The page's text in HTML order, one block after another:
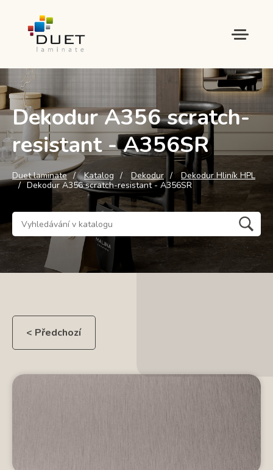
Dekodur A356 scratch-
resistant - A356SR
Duet laminate Katalog Dekodur
Dekodur Hliník HPL
Dekodur A356 scratch-resistant - A356SR
< Předchozí